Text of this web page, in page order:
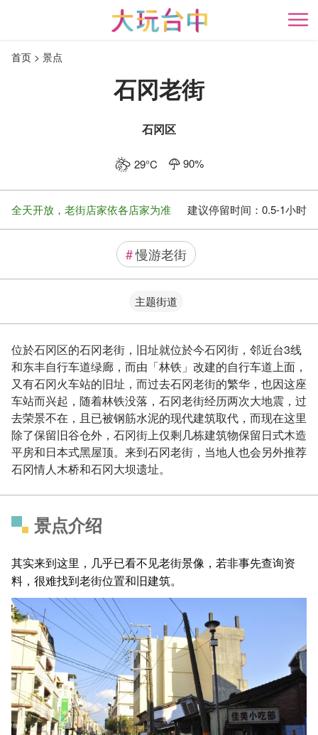
开
首页 景点
石冈老街
石冈区
29°C 90%
全天开放，老街店家依各店家为准 建议停留时间： 0.5-1小时
#慢游老街
主题街道
位於石冈区的石冈老街，旧址就位於今石冈街，邻近台3线
和东丰自行车道绿廊，而由「林铁」改建的自行车道上面，
又有石冈火车站的旧址，而过去石冈老街的繁华，也因这座
车站而兴起，随着林铁没落，石冈老街经历两次大地震，过
去荣景不在，且已被钢筋水泥的现代建筑取代，而现在这里
除了保留旧谷仓外，石冈街上仅剩几栋建筑物保留日式木造
平房和日本式黑屋顶。来到石冈老街，当地人也会另外推荐
石冈情人木桥和石冈大坝遗址。
景点介绍
其实来到这里，几乎已看不见老街景像，若非事先查询资
料，很难找到老街位置和旧建筑。